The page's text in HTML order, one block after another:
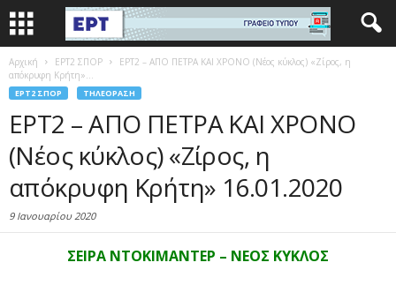
Αρχική EΡΤ2 ΣΠΟΡ
ΕΡΤ2 – ΑΠΟ ΠΕΤΡΑ ΚΑΙ ΧΡΟΝΟ (Νέος κύκλος) «Ζίρος, η
απόκρυφη Κρήτη»...
EΡΤ2 ΣΠΟΡ ΤΗΛΕΌΡΑΣΗ
ΕΡΤ2 – ΑΠΟ ΠΕΤΡΑ ΚΑΙ ΧΡΟΝΟ
(Νέος κύκλος) «Ζίρος, η
απόκρυφη Κρήτη» 16.01.2020
9 Ιανουαρίου 2020
ΣΕΙΡΑ ΝΤΟΚΙΜΑΝΤΕΡ – ΝΕΟΣ ΚΥΚΛΟΣ